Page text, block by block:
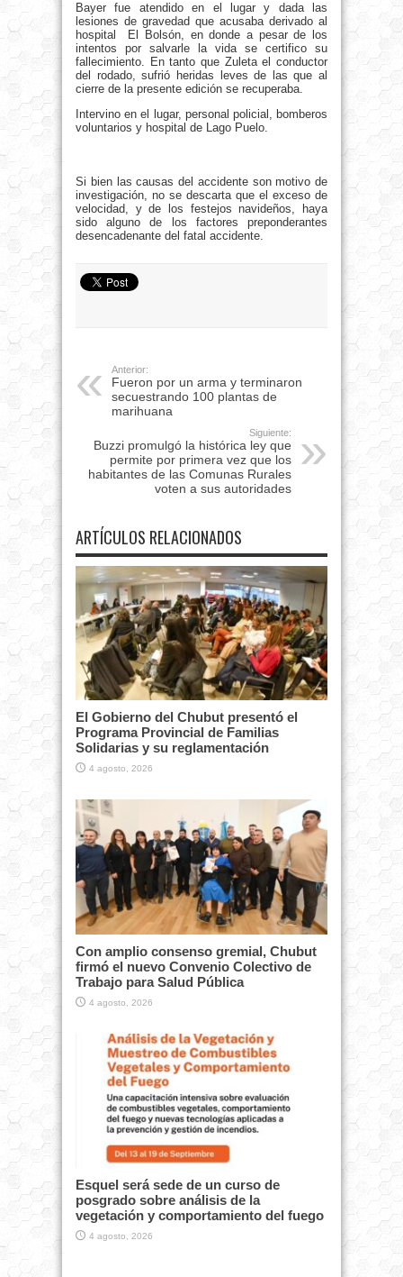
Bayer fue atendido en el lugar y dada las
lesiones de gravedad que acusaba derivado al
hospital El Bolsón, en donde a pesar de los
intentos por salvarle la vida se certifico su
fallecimiento. En tanto que Zuleta el conductor
del rodado, sufrió heridas leves de las que al
cierre de la presente edición se recuperaba.
Intervino en el lugar, personal policial, bomberos
voluntarios y hospital de Lago Puelo.
Si bien las causas del accidente son motivo de
investigación, no se descarta que el exceso de
velocidad, y de los festejos navideños, haya
sido alguno de los factores preponderantes
desencadenante del fatal accidente.
Anterior:
Fueron por un arma y terminaron
secuestrando 100 plantas de
marihuana
Siguiente:
Buzzi promulgó la histórica ley que
permite por primera vez que los
habitantes de las Comunas Rurales
voten a sus autoridades
ARTÍCULOS RELACIONADOS
El Gobierno del Chubut presentó el
Programa Provincial de Familias
Solidarias y su reglamentación
4 agosto, 2026
Con amplio consenso gremial, Chubut
firmó el nuevo Convenio Colectivo de
Trabajo para Salud Pública
4 agosto, 2026
Esquel será sede de un curso de
posgrado sobre análisis de la
vegetación y comportamiento del fuego
4 agosto, 2026